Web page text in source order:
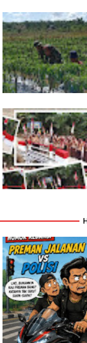
Pendampingan Babinsa
Dorong Petani
Tanaman Cabai
Jembatan Garuda
Nikmati Akses Lebih